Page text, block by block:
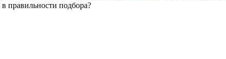
правильности подбора?